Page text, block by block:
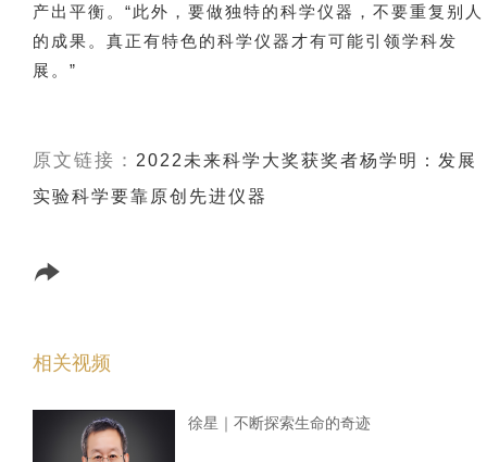
产出平衡。“此外，要做独特的科学仪器，不要重复别人
的成果。真正有特色的科学仪器才有可能引领学科发
展。”
原文链接： 2022未来科学大奖获奖者杨学明：发展
实验科学要靠原创先进仪器
相关视频
徐星｜不断探索生命的奇迹